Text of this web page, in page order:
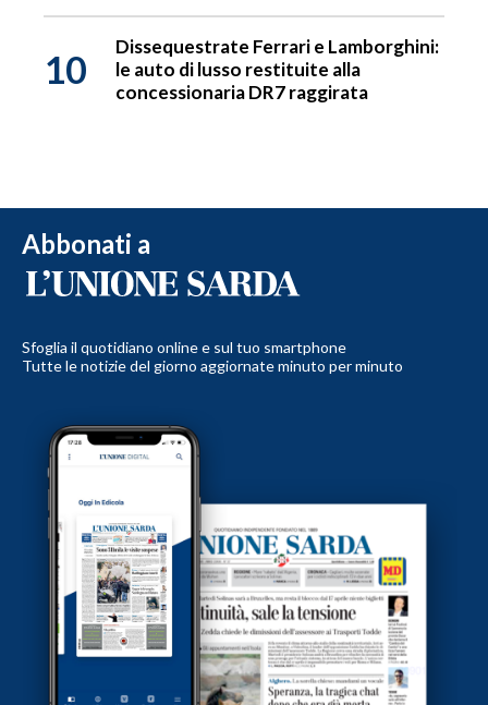
10
Dissequestrate Ferrari e Lamborghini:
le auto di lusso restituite alla
concessionaria DR7 raggirata
Abbonati a
Sfoglia il quotidiano online e sul tuo smartphone
Tutte le notizie del giorno aggiornate minuto per minuto